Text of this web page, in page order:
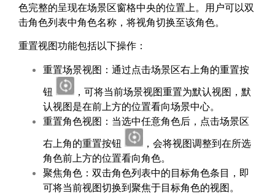
色完整的呈现在场景区窗格中央的位置上。用户可以双
击角色列表中角色名称，将视角切换至该角色。
重置视图功能包括以下操作：
重置场景视图：通过点击场景区右上角的重置按
钮
，可将当前场景视图重置为默认视图，默
认视图是在前上方的位置看向场景中心。
重置角色视图：当选中任意角色后，点击场景区
右上角的重置按钮
，会将视图调整到在所选
角色前上方的位置看向角色。
聚焦角色：双击角色列表中的目标角色条目，即
可将当前视图切换到聚焦于目标角色的视图。